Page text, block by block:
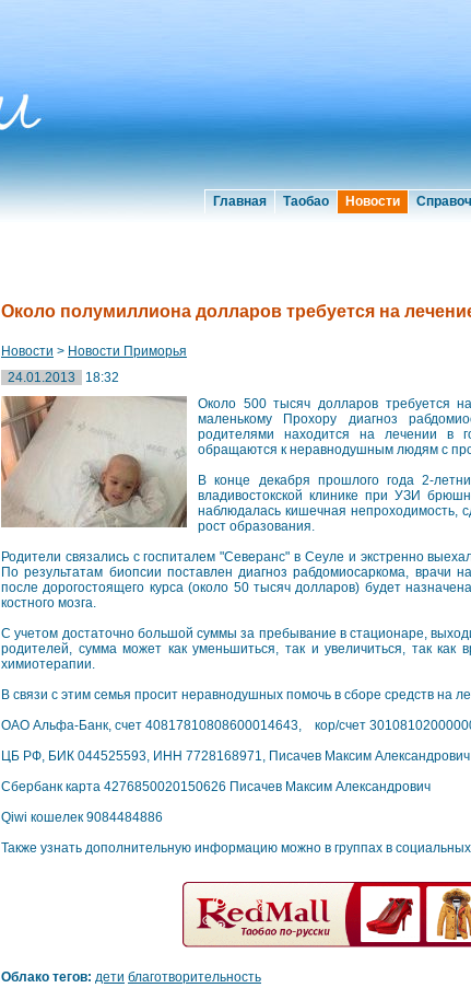
Главная Таобао Новости
Около полумиллиона долларов требуется на
Новости > Новости Приморья
24.01.2013
18:32
Около 500 тысяч долларов требуется
маленькому Прохору диагноз
родителями находится на лечении в
обращаются к неравнодушным людям с
В конце декабря прошлого года 2-
владивостокской клинике при УЗИ
наблюдалась кишечная непроходимость,
рост образования.
Родители связались с госпиталем "Северанс" в Сеуле и экстренно
По результатам биопсии поставлен диагноз рабдомиосаркома,
после дорогостоящего курса (около 50 тысяч долларов) будет
костного мозга.
С учетом достаточно большой суммы за пребывание в стационаре,
родителей, сумма может как уменьшиться, так и увеличиться, так
химиотерапии.
В связи с этим семья просит неравнодушных помочь в сборе средств на
ОАО Альфа-Банк, счет 40817810808600014643, кор/счет
ЦБ РФ, БИК 044525593, ИНН 7728168971, Писачев Максим Александрович
Сбербанк карта 4276850020150626 Писачев Максим Александрович
Qiwi кошелек 9084484886
Также узнать дополнительную информацию можно в группах в
Облако тегов: дети благотворительность